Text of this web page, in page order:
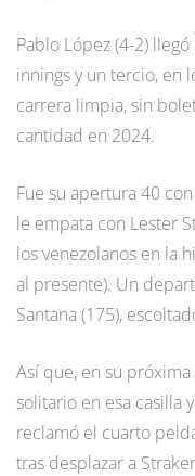
Pablo López (4-2)
innings y un tercio, en
carrera limpia, sin
cantidad en 2024.
Fue su apertura 40
le empata con Lester
los venezolanos en la
al presente). Un
Santana (175),
Así que, en su
solitario en esa casilla
reclamó el cuarto
tras desplazar a